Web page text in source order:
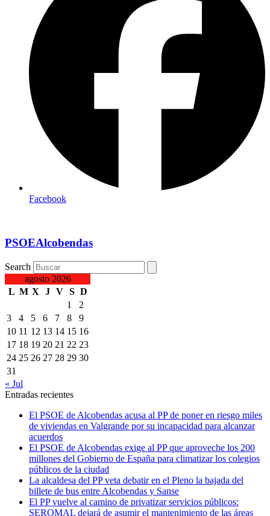
Facebook
PSOEAlcobendas
Search
agosto 2026
L M X J V S D
1
2
3
4 5 6 7 8
9
10 11 12 13 14 15 16
17 18 19 20 21 22 23
24 25 26 27 28 29 30
31
« Jul
Entradas recientes
El PSOE de Alcobendas acusa al PP de poner en riesgo miles
de viviendas en Valgrande por su incapacidad para alcanzar
acuerdos
El PSOE de Alcobendas exige al PP que aproveche los 200
millones del Gobierno de España para climatizar los colegios
públicos de la ciudad
La alcaldesa del PP veta debatir en el Pleno la bajada del
billete de bus entre Alcobendas y Sanse
El PP vuelve al camino de privatizar servicios públicos:
SEROMAL dejará de asumir el mantenimiento de las áreas